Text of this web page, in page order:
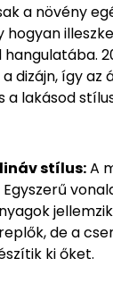
a növény
hogyan
dizájn, így
lakásod
stílus:A
de a
ki őket.